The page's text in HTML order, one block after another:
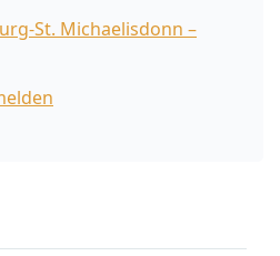
St. Michaelisdonn –